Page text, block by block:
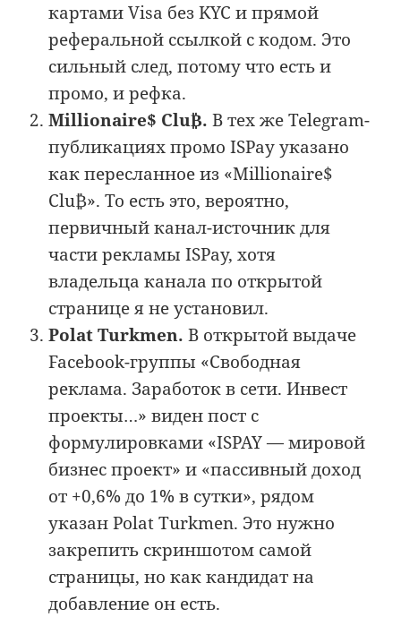
картами Visa без KYC и прямой
реферальной ссылкой с кодом. Это
сильный след, потому что есть и
промо, и рефка.
Millionaire$ Clu₿. В тех же Telegram-
публикациях промо ISPay указано
как пересланное из «Millionaire$
Clu₿». То есть это, вероятно,
первичный канал-источник для
части рекламы ISPay, хотя
владельца канала по открытой
странице я не установил.
Polat Turkmen. В открытой выдаче
Facebook-группы «Свободная
реклама. Заработок в сети. Инвест
проекты…» виден пост с
формулировками «ISPAY — мировой
бизнес проект» и «пассивный доход
от +0,6% до 1% в сутки», рядом
указан Polat Turkmen. Это нужно
закрепить скриншотом самой
страницы, но как кандидат на
добавление он есть.